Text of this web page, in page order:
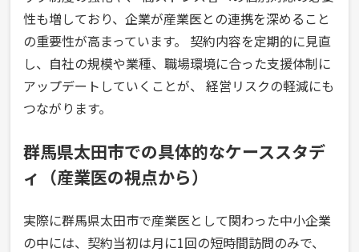
性も増しており、企業が産業医との連携を深めること
の重要性が高まっています。 契約内容を定期的に見直
し、自社の規模や業種、職場環境に合った支援体制に
アップデートしていくことが、 経営リスクの軽減にも
つながります。
群馬県太田市での具体的なケーススタデ
ィ（産業医の視点から）
実際に群馬県太田市で産業医として関わった中小企業
の中には、契約当初は月に1回の短時間訪問のみで、